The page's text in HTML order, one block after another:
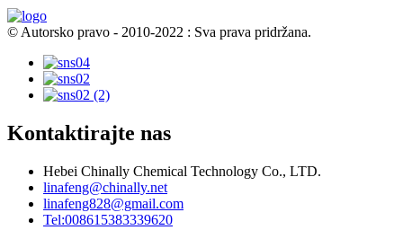
© Autorsko pravo - 2010-2022 : Sva prava pridržana.
Kontaktirajte nas
Hebei Chinally Chemical Technology Co., LTD.
linafeng@chinally.net
linafeng828@gmail.com
Tel:008615383339620